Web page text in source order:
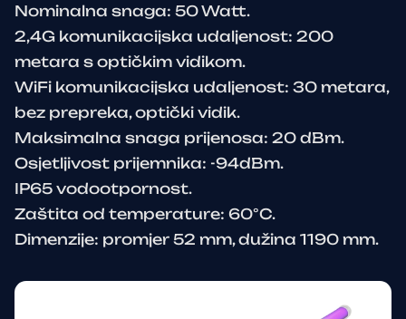
Nominalna snaga: 50 Watt.
2,4G komunikacijska udaljenost: 200
metara s optičkim vidikom.
WiFi komunikacijska udaljenost: 30 metara,
bez prepreka, optički vidik.
Maksimalna snaga prijenosa: 20 dBm.
Osjetljivost prijemnika: -94dBm.
IP65 vodootpornost.
Zaštita od temperature: 60°C.
Dimenzije: promjer 52 mm, dužina 1190 mm.